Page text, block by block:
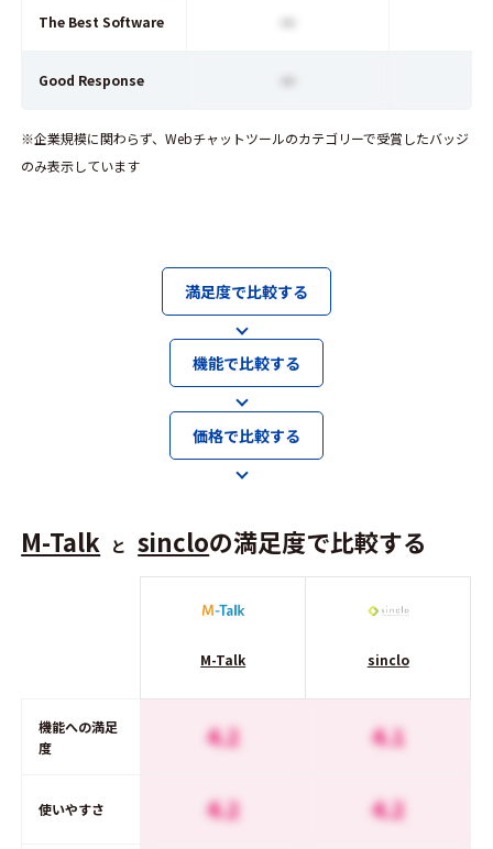
The Best Software ー
Good Response ー
※企業規模に関わらず、Webチャットツールのカテゴリーで受賞したバッジ
のみ表示しています
満足度で比較する
機能で比較する
価格で比較する
M-Talk と sincloの満足度で比較する
M-Talk sinclo
機能への満足
度
4.2 4.1
使いやすさ 4.2 4.2